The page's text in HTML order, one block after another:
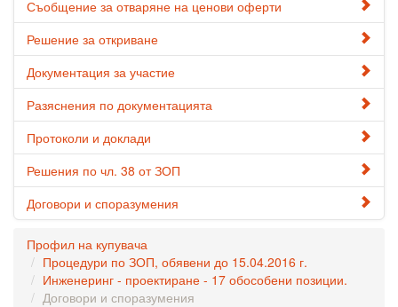
Съобщение за отваряне на ценови оферти
Решение за откриване
Документация за участие
Разяснения по документацията
Протоколи и доклади
Решения по чл. 38 от ЗОП
Договори и споразумения
Профил на купувача
Процедури по ЗОП, обявени до 15.04.2016 г.
Инженеринг - проектиране - 17 обособени позиции.
Договори и споразумения